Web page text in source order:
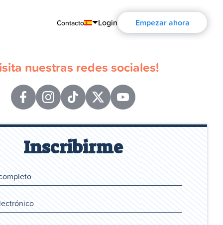
Contacto
Português
Español
Français
Deutsch
Русский
Login Empezar ahora
nuestras redes sociales!
Inscribirme